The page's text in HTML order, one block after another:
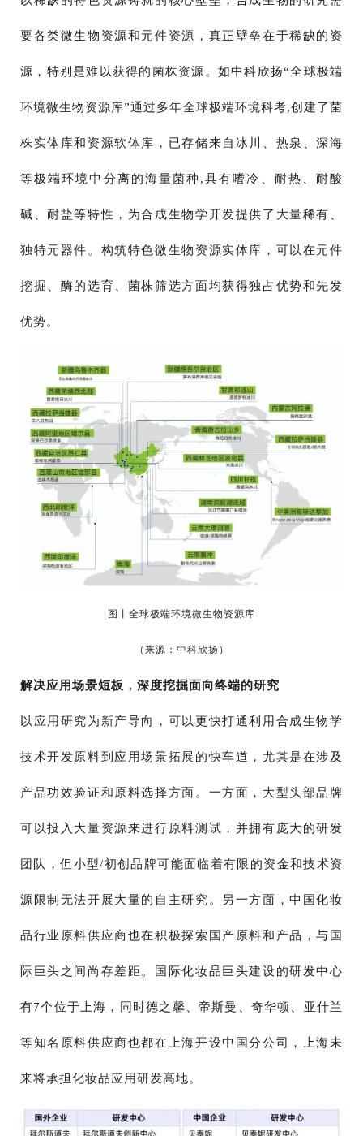
要各类微生物资源和元件资源，真正壁垒在于稀缺的资
源，特别是难以获得的菌株资源。如中科欣扬“全球极端
环境微生物资源库”通过多年全球极端环境科考,创建了菌
株实体库和资源软体库，已存储来自冰川、热泉、深海
等极端环境中分离的海量菌种,具有嗜冷、耐热、耐酸
碱、耐盐等特性，为合成生物学开发提供了大量稀有、
独特元器件。构筑特色微生物资源实体库，可以在元件
挖掘、酶的选育、菌株筛选方面均获得独占优势和先发
优势。
图丨全球极端环境微生物资源库
（来源：中科欣扬）
解决应用场景短板，深度挖掘面向终端的研究
以应用研究为新产导向，可以更快打通利用合成生物学
技术开发原料到应用场景拓展的快车道，尤其是在涉及
产品功效验证和原料选择方面。一方面，大型头部品牌
可以投入大量资源来进行原料测试，并拥有庞大的研发
团队，但小型/初创品牌可能面临着有限的资金和技术资
源限制无法开展大量的自主研究。另一方面，中国化妆
品行业原料供应商也在积极探索国产原料和产品，与国
际巨头之间尚存差距。国际化妆品巨头建设的研发中心
有7个位于上海，同时德之馨、帝斯曼、奇华顿、亚什兰
等知名原料供应商也都在上海开设中国分公司，上海未
来将承担化妆品应用研发高地。